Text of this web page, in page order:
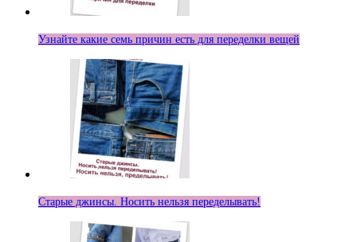
Узнайте какие семь причин есть для переделки вещей
Старые джинсы. Носить нельзя переделывать!